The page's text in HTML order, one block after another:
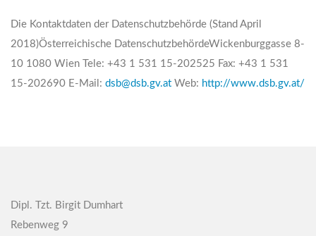
Die Kontaktdaten der Datenschutzbehörde (Stand April
2018)Österreichische DatenschutzbehördeWickenburggasse 8-
10 1080 Wien Tele: +43 1 531 15-202525 Fax: +43 1 531
15-202690 E-Mail: dsb@dsb.gv.at Web: http://www.dsb.gv.at/
Dipl. Tzt. Birgit Dumhart
Rebenweg 9